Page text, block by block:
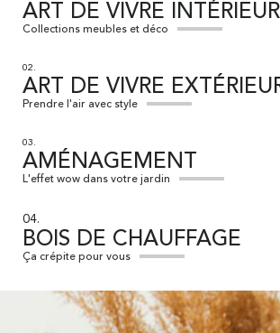
ART DE VIVRE INTÉRIEUR
Collections meubles et déco
02.
ART DE VIVRE
Prendre l'air avec style
03.
AMÉNAGEMENT
L'effet wow dans votre jardin
04.
BOIS DE CHAUFFAGE
Ça crépite pour vous